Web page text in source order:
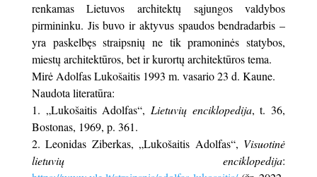
renkamas Lietuvos architektų sąjungos valdybos
pirmininku. Jis buvo ir aktyvus spaudos bendradarbis –
yra paskelbęs straipsnių ne tik pramoninės statybos,
miestų architektūros, bet ir kurortų architektūros tema.
Mirė Adolfas Lukošaitis 1993 m. vasario 23 d. Kaune.
Naudota literatūra:
„Lukošaitis Adolfas“, Lietuvių enciklopedija, t. 36,
Bostonas, 1969, p. 361.
Leonidas Ziberkas, „Lukošaitis Adolfas“, Visuotinė
lietuvių enciklopedija: